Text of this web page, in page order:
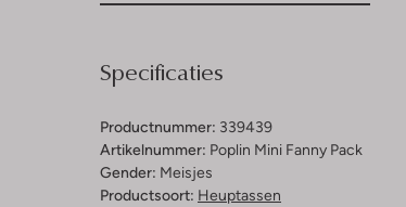
Specificaties
Productnummer: 339439
Artikelnummer: Poplin Mini Fanny Pack
Gender: Meisjes
Productsoort: Heuptassen